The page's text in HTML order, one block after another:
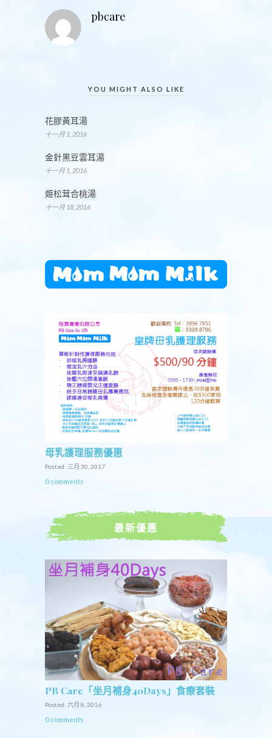
pbcare
YOU MIGHT ALSO LIKE
花膠黃耳湯
十一月 1, 2016
金針黑豆雲耳湯
十一月 1, 2016
姫松茸合桃湯
十一月 18, 2016
母乳護理服務優惠
Posted: 三月 30, 2017
0 comments
最新優惠
PB Care「坐月補身40Days」食療套裝
Posted: 六月 8, 2016
0 comments